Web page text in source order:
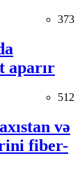
373
aparır
512
və
fiber-